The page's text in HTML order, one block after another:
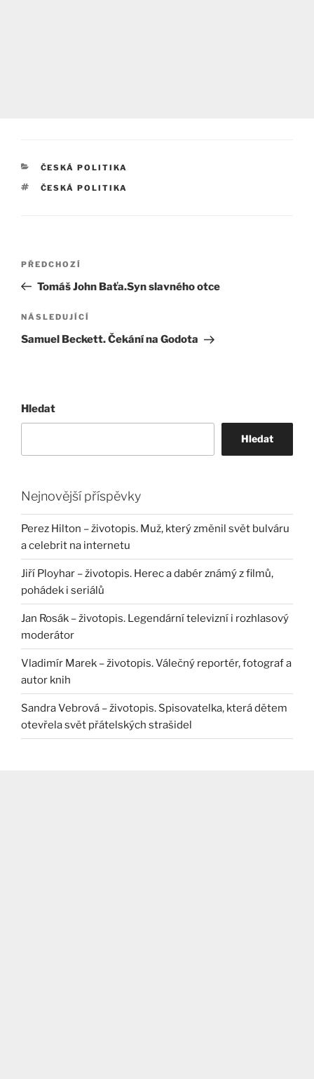
RUBRIKY
ČESKÁ POLITIKA
ŠTÍTKY
ČESKÁ POLITIKA
Navigace
příspěvek
Předchozí
příspěvek
PŘEDCHOZÍ
Tomáš John Baťa.Syn slavného otce
Následující
příspěvek
NÁSLEDUJÍCÍ
Samuel Beckett. Čekání na Godota
Hledat
Hledat
Nejnovější příspěvky
Perez Hilton – životopis. Muž, který změnil svět bulváru
a celebrit na internetu
Jiří Ployhar – životopis. Herec a dabér známý z filmů,
pohádek i seriálů
Jan Rosák – životopis. Legendární televizní i rozhlasový
moderátor
Vladimír Marek – životopis. Válečný reportér, fotograf a
autor knih
Sandra Vebrová – životopis. Spisovatelka, která dětem
otevřela svět přátelských strašidel